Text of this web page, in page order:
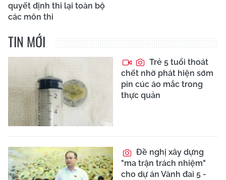
quyết định thi lại toàn bộ
các môn thi
TIN MỚI
Trẻ 5 tuổi thoát
chết nhờ phát hiện sớm
pin cúc áo mắc trong
thực quản
Đề nghị xây dựng
"ma trận trách nhiệm"
cho dự án Vành đai 5 -